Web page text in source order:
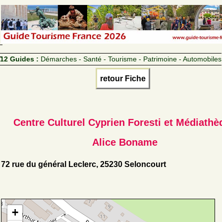
12 Guides : Démarches - Santé - Tourisme - Patrimoine - Automobiles
retour Fiche
Centre Culturel Cyprien Foresti et
Alice Boname
72 rue du général Leclerc, 25230 Seloncourt
+